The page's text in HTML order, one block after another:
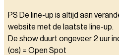
PS De line-up is altijd aan
website met de laatste line-up.
De show duurt ongeveer 2 uur
(os) = Open Spot